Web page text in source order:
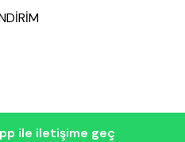
ile iletişime geç